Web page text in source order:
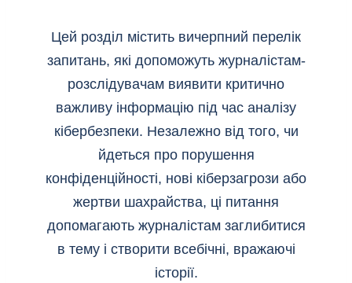
Цей розділ містить вичерпний перелік
запитань, які допоможуть журналістам-
розслідувачам виявити критично
важливу інформацію під час аналізу
кібербезпеки. Незалежно від того, чи
йдеться про порушення
конфіденційності, нові кіберзагрози або
жертви шахрайства, ці питання
допомагають журналістам заглибитися
в тему і створити всебічні, вражаючі
історії.